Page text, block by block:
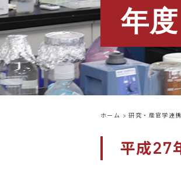
年度
ホーム >研究・産官学連携
平成27